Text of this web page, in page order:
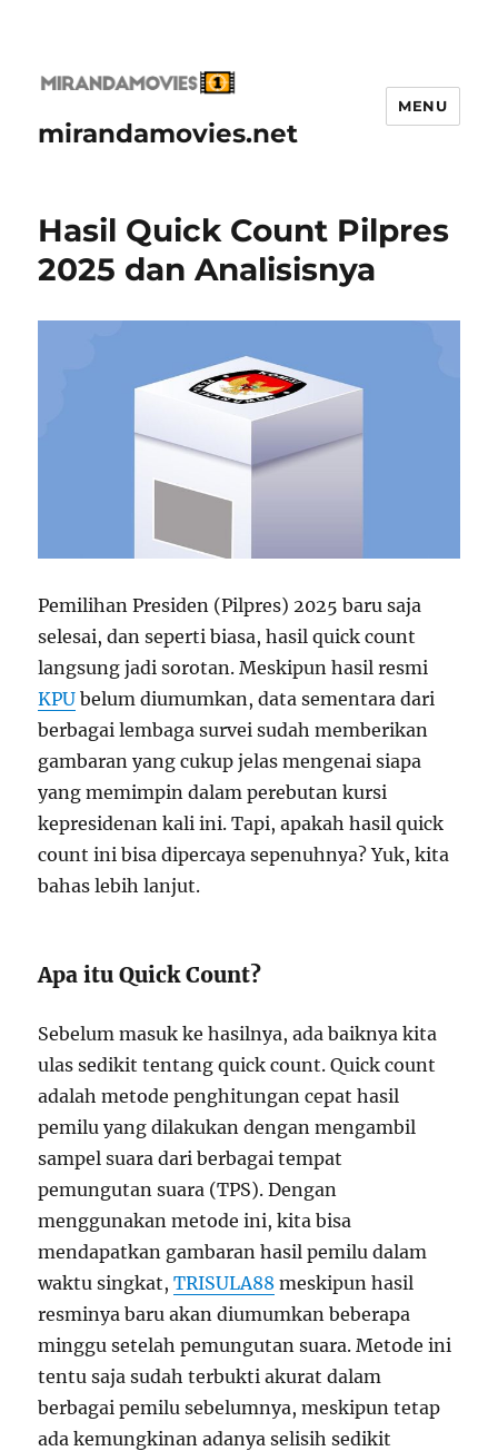
mirandamovies.net
MENU
Hasil Quick Count Pilpres
2025 dan Analisisnya
Pemilihan Presiden (Pilpres) 2025 baru saja
selesai, dan seperti biasa, hasil quick count
langsung jadi sorotan. Meskipun hasil resmi
KPU belum diumumkan, data sementara dari
berbagai lembaga survei sudah memberikan
gambaran yang cukup jelas mengenai siapa
yang memimpin dalam perebutan kursi
kepresidenan kali ini. Tapi, apakah hasil quick
count ini bisa dipercaya sepenuhnya? Yuk, kita
bahas lebih lanjut.
Apa itu Quick Count?
Sebelum masuk ke hasilnya, ada baiknya kita
ulas sedikit tentang quick count. Quick count
adalah metode penghitungan cepat hasil
pemilu yang dilakukan dengan mengambil
sampel suara dari berbagai tempat
pemungutan suara (TPS). Dengan
menggunakan metode ini, kita bisa
mendapatkan gambaran hasil pemilu dalam
waktu singkat,TRISULA88 meskipun hasil
resminya baru akan diumumkan beberapa
minggu setelah pemungutan suara. Metode ini
tentu saja sudah terbukti akurat dalam
berbagai pemilu sebelumnya, meskipun tetap
ada kemungkinan adanya selisih sedikit